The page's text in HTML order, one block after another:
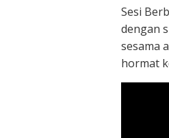
Sesi
dengan
sesama
hormat